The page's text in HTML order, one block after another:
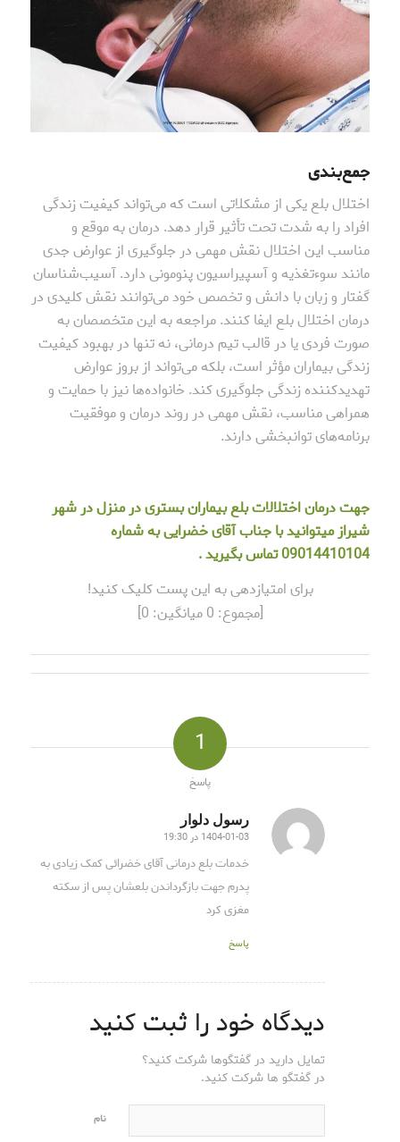
جمع‌بندی
اختلال بلع یکی از مشکلاتی است که می‌تواند کیفیت زندگی
افراد را به شدت تحت تأثیر قرار دهد. درمان به موقع و
مناسب این اختلال نقش مهمی در جلوگیری از عوارض جدی
مانند سوءتغذیه و آسپیراسیون پنومونی دارد. آسیب‌شناسان
گفتار و زبان با دانش و تخصص خود می‌توانند نقش کلیدی در
درمان اختلال بلع ایفا کنند. مراجعه به این متخصصان به
صورت فردی یا در قالب تیم درمانی، نه تنها در بهبود کیفیت
زندگی بیماران مؤثر است، بلکه می‌تواند از بروز عوارض
تهدیدکننده زندگی جلوگیری کند. خانواده‌ها نیز با حمایت و
همراهی مناسب، نقش مهمی در روند درمان و موفقیت
برنامه‌های توانبخشی دارند.
جهت درمان اختلالات بلع بیماران بستری در منزل در شهر
شیراز میتوانید با جناب آقای خضرایی به شماره
09014410104 تماس بگیرید .
برای امتیازدهی به این پست کلیک کنید!
[مجموع: 0میانگین: 0
]
1
پاسخ
رسول دلوار
گفته:
1404-01-03 در 19:30
خدمات بلع درمانی آقای خضرائی کمک زیادی به
پدرم جهت بازگرداندن بلعشان پس از سکته
مغزی کرد
پاسخ
دیدگاه خود را ثبت کنید
تمایل دارید در گفتگوها شرکت کنید؟
در گفتگو ها شرکت کنید.
نام